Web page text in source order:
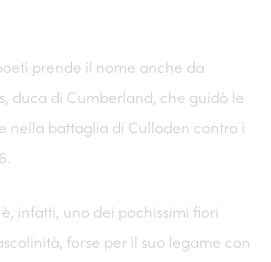
prende il nome anche da
duca di Cumberland, che guidò le
nella battaglia di Culloden contro i
infatti, uno dei pochissimi fiori
forse per il suo legame con